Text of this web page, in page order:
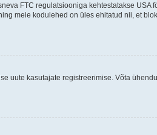
FTC regulatsiooniga kehtestatakse USA
meie kodulehed on üles ehitatud nii, et
uute kasutajate registreerimise. Võta